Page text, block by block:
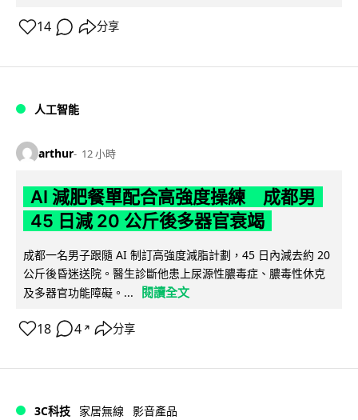
14 分享
人工智能
arthur 12 小時
AI 減肥餐單配合高強度操練 成都男
45 日減 20 公斤後多器官衰竭
成都一名男子跟隨 AI 制訂高強度減脂計劃，45 日內減去約 20
公斤後昏迷送院。醫生診斷他患上尿源性膿毒症、膿毒性休克
及多器官功能障礙。...
閱讀全文
18 4 ↗ 分享
3C科技 家居無線 影音產品